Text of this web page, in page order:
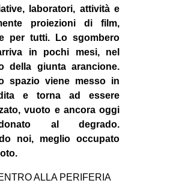
tw
bsky
ms
SEARCH
laboratori, attività e
proiezioni di film,
per tutti. Lo sgombero
in pochi mesi, nel
della giunta arancione.
spazio viene messo in
e torna ad essere
vuoto e ancora oggi
al degrado.
noi, meglio occupato
ALLA PERIFERIA